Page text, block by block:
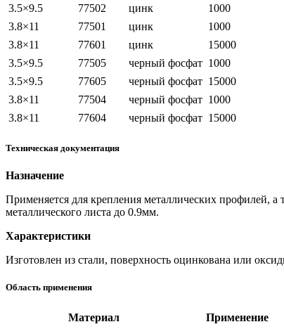
3.5×9.5
77502 цинк
1000
3.8×11
77501 цинк
1000
3.8×11
77601 цинк
15000
3.5×9.5
77505 черный фосфат 1000
3.5×9.5
77605 черный фосфат 15000
3.8×11
77504 черный фосфат 1000
3.8×11
77604 черный фосфат 15000
Техническая документация
Назначение
Применяется для крепления металлических профилей, а
металлического листа до 0.9мм.
Характеристики
Изготовлен из стали, поверхность оцинкована или
Область применения
Материал
Применение